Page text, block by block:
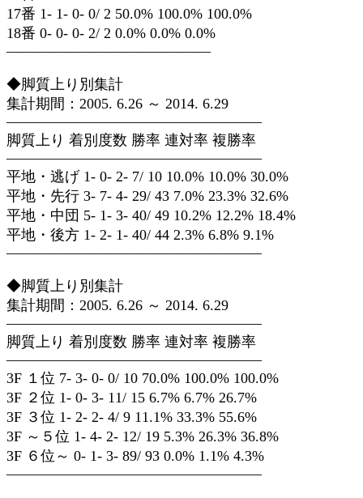
17番 1- 1- 0- 0/ 2 50.0% 100.0% 100.0%
18番 0- 0- 0- 2/ 2 0.0% 0.0% 0.0%
——————————————
◆脚質上り別集計
集計期間：2005. 6.26 ～ 2014. 6.29
—————————————————–
脚質上り 着別度数 勝率 連対率 複勝率
—————————————————–
平地・逃げ 1- 0- 2- 7/ 10 10.0% 10.0% 30.0%
平地・先行 3- 7- 4- 29/ 43 7.0% 23.3% 32.6%
平地・中団 5- 1- 3- 40/ 49 10.2% 12.2% 18.4%
平地・後方 1- 2- 1- 40/ 44 2.3% 6.8% 9.1%
—————————————————–
◆脚質上り別集計
集計期間：2005. 6.26 ～ 2014. 6.29
—————————————————–
脚質上り 着別度数 勝率 連対率 複勝率
—————————————————–
3F １位 7- 3- 0- 0/ 10 70.0% 100.0% 100.0%
3F ２位 1- 0- 3- 11/ 15 6.7% 6.7% 26.7%
3F ３位 1- 2- 2- 4/ 9 11.1% 33.3% 55.6%
3F ～５位 1- 4- 2- 12/ 19 5.3% 26.3% 36.8%
3F ６位～ 0- 1- 3- 89/ 93 0.0% 1.1% 4.3%
—————————————————–